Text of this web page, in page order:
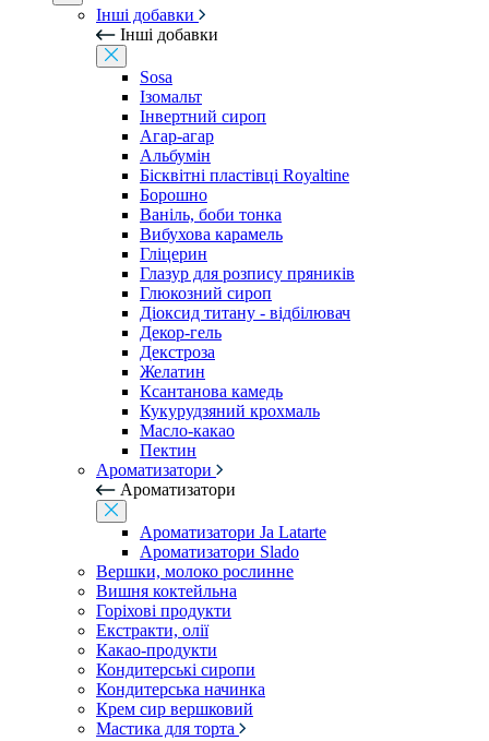
Інші добавки
Інші добавки
Sosa
Ізомальт
Інвертний сироп
Агар-агар
Альбумін
Бісквітні пластівці Royaltine
Борошно
Ваніль, боби тонка
Вибухова карамель
Гліцерин
Глазур для розпису пряників
Глюкозний сироп
Діоксид титану - відбілювач
Декор-гель
Декстроза
Желатин
Ксантанова камедь
Кукурудзяний крохмаль
Масло-какао
Пектин
Ароматизатори
Ароматизатори
Ароматизатори Ja Latarte
Ароматизатори Slado
Вершки, молоко рослинне
Вишня коктейльна
Горіхові продукти
Екстракти, олії
Какао-продукти
Кондитерські сиропи
Кондитерська начинка
Крем сир вершковий
Мастика для торта